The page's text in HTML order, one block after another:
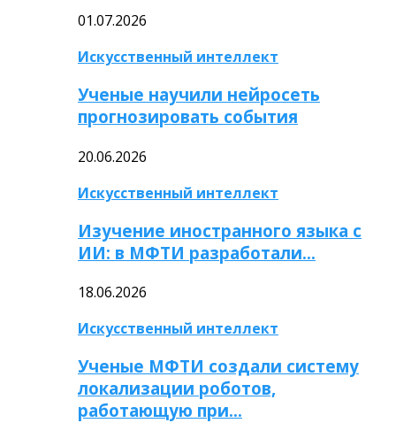
01.07.2026
Искусственный интеллект
Ученые научили нейросеть
прогнозировать события
20.06.2026
Искусственный интеллект
Изучение иностранного языка с
ИИ: в МФТИ разработали…
18.06.2026
Искусственный интеллект
Ученые МФТИ создали систему
локализации роботов,
работающую при…